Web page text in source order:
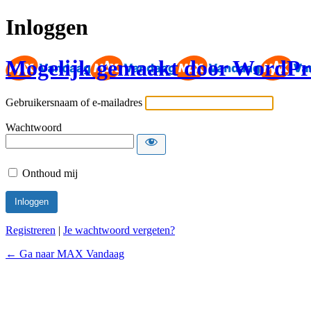
Inloggen
Mogelijk gemaakt door
Gebruikersnaam of e-mailadres
Wachtwoord
Onthoud mij
Registreren | Je wachtwoord vergeten?
← Ga naar MAX Vandaag